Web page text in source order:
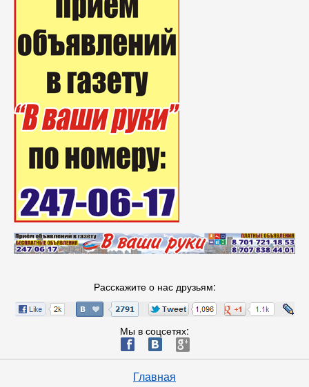
Расскажите о нас друзьям:
Мы в соцсетях:
ä æ è
Главная